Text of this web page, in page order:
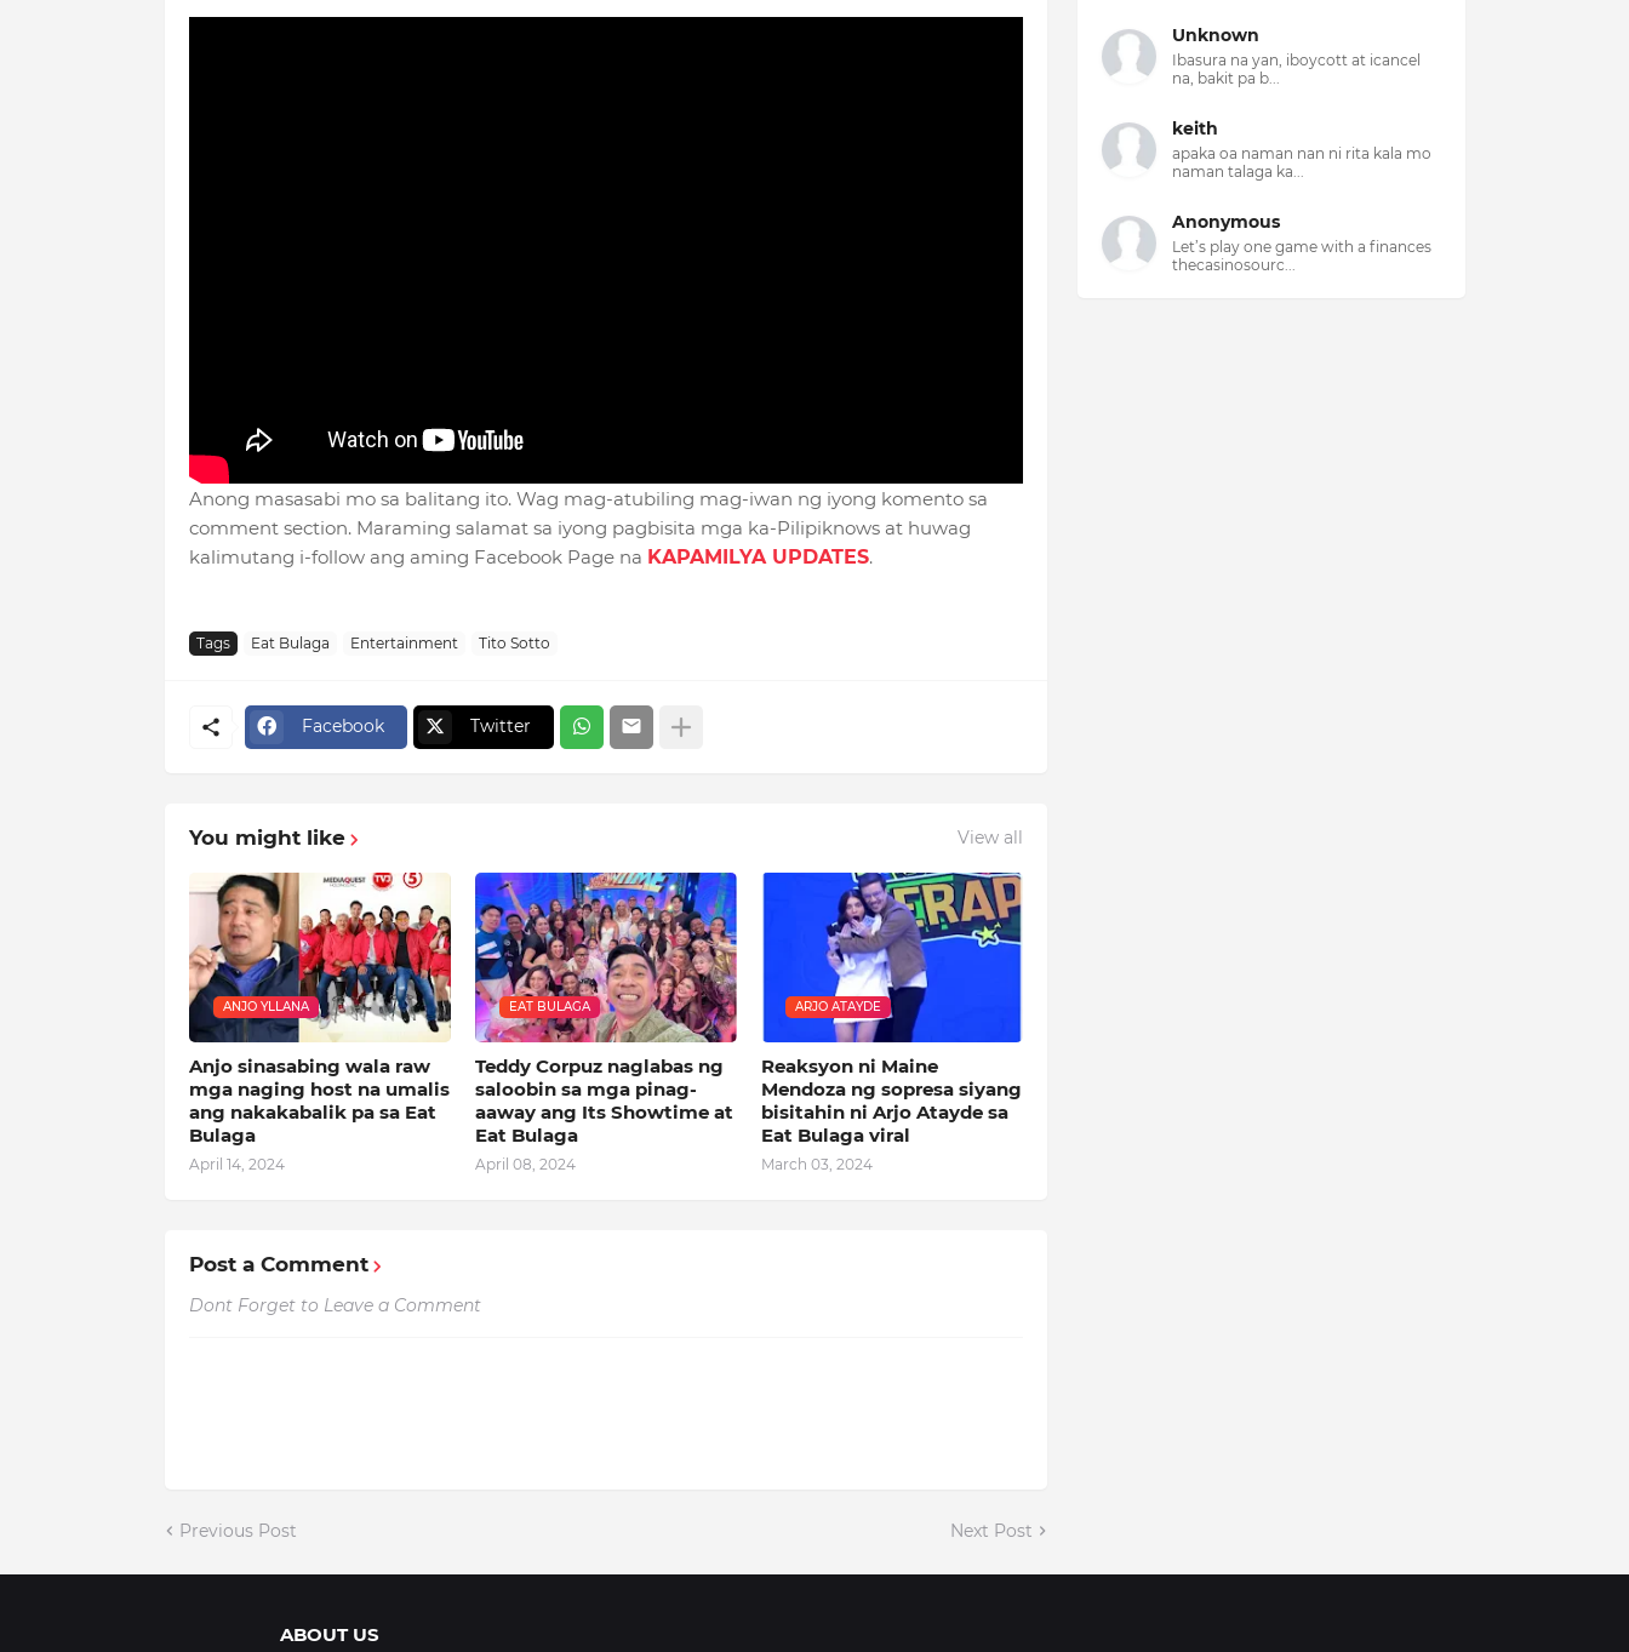
Anong masasabi mo sa balitang ito. Wag mag-atubiling mag-iwan ng iyong komento sa
comment section. Maraming salamat sa iyong pagbisita mga ka-Pilipiknows at huwag
kalimutang i-follow ang aming Facebook Page na KAPAMILYA UPDATES.
Tags Eat Bulaga Entertainment Tito Sotto
Facebook Twitter
You might like View all
ANJO YLLANA
Anjo sinasabing wala raw
mga naging host na umalis
ang nakakabalik pa sa Eat
Bulaga
April 14, 2024
EAT BULAGA
Teddy Corpuz naglabas ng
saloobin sa mga pinag-
aaway ang Its Showtime at
Eat Bulaga
April 08, 2024
ARJO ATAYDE
Reaksyon ni Maine
Mendoza ng sopresa siyang
bisitahin ni Arjo Atayde sa
Eat Bulaga viral
March 03, 2024
Post a Comment
Dont Forget to Leave a Comment
Previous Post Next Post
Unknown
Ibasura na yan, iboycott at icancel
na, bakit pa b...
keith
apaka oa naman nan ni rita kala mo
naman talaga ka...
Anonymous
Let’s play one game with a finances
thecasinosourc...
ABOUT US